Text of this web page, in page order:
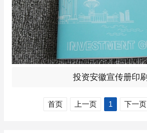
投资安徽宣传册印刷
首页 上一页 1 下一页